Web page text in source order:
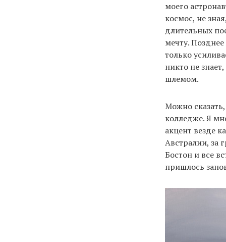
моего
космос, не
длительных
мечту.
только
никто не
шлемом.
Можно
колледже. Я
акцент везде
Австралии, за
Бостон и все
пришлось